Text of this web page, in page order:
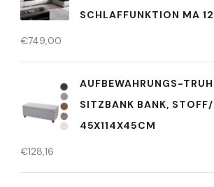
SCHLAFFUNKTION MA
€749,00
AUFBEWAHRUNGS-
SITZBANK BANK,
45X114X45CM
€128,16